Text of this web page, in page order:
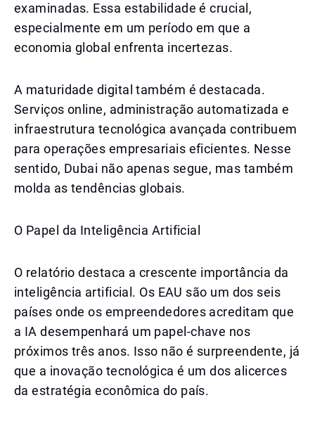
examinadas. Essa estabilidade é crucial,
especialmente em um período em que a
economia global enfrenta incertezas.
A maturidade digital também é destacada.
Serviços online, administração automatizada e
infraestrutura tecnológica avançada contribuem
para operações empresariais eficientes. Nesse
sentido, Dubai não apenas segue, mas também
molda as tendências globais.
O Papel da Inteligência Artificial
O relatório destaca a crescente importância da
inteligência artificial. Os EAU são um dos seis
países onde os empreendedores acreditam que
a IA desempenhará um papel-chave nos
próximos três anos. Isso não é surpreendente, já
que a inovação tecnológica é um dos alicerces
da estratégia econômica do país.